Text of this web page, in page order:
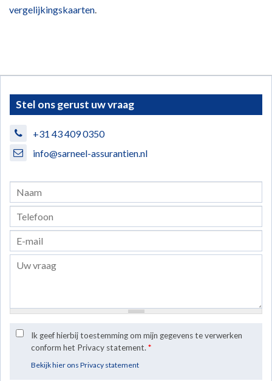
vergelijkingskaarten.
Stel ons gerust uw vraag
+31 43 409 0350
info@sarneel-assurantien.nl
Ik geef hierbij toestemming om mijn gegevens te verwerken
conform het Privacy statement.*
Bekijk hier ons Privacy statement